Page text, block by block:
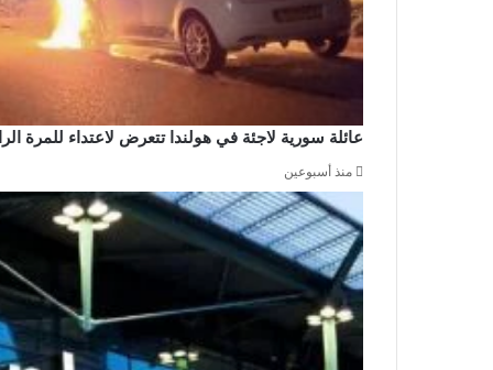
عائلة سورية لاجئة في هولندا تتعرض لاعتداء للمرة
منذ أسبوعين